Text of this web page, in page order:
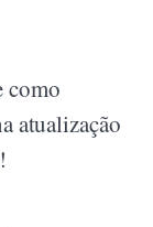
como
atualização